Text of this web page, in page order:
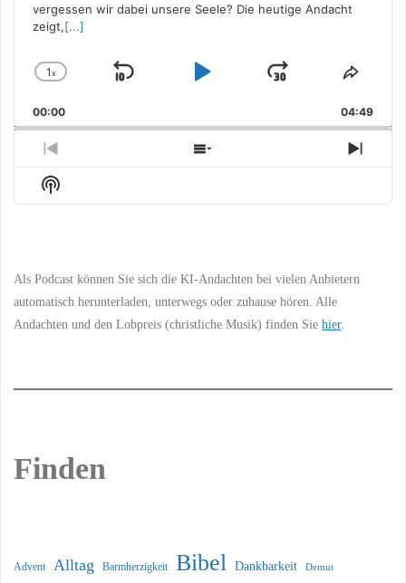
vergessen wir dabei unsere Seele? Die heutige Andacht
zeigt,[...]
Change
Rate
1x
Skip
Play
Jump
Forward
Share
00:00 04:49
Previous
Episode
Show
Episodes
Next
Show
Podcast
Als Podcast können Sie sich die KI-Andachten bei vielen Anbietern
automatisch herunterladen, unterwegs oder zuhause hören. Alle
Andachten und den Lobpreis (christliche Musik) finden Siehier.
Finden
Advent Alltag Barmherzigkeit Bibel Dankbarkeit Demut